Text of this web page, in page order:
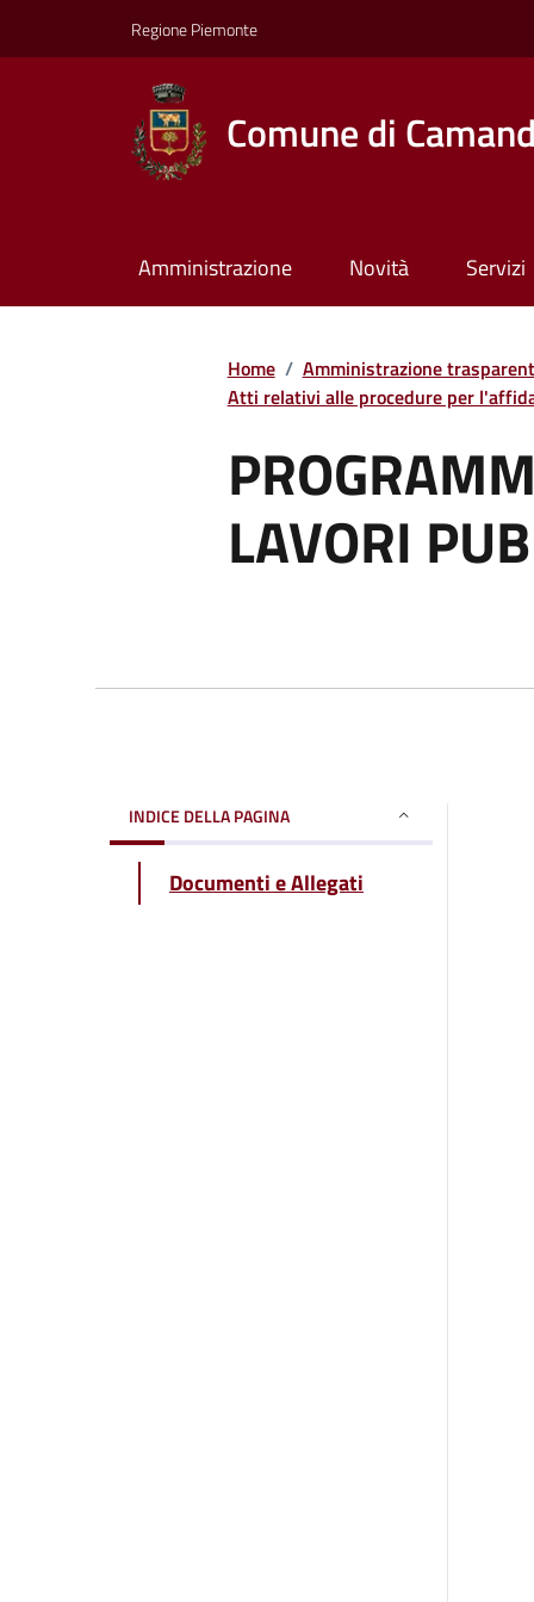
Regione Piemonte
Comune di
Amministrazione Novità Servizi
Home / Amministrazione
Atti relativi alle procedure per
LAVORI
INDICE DELLA PAGINA
Documenti e Allegati